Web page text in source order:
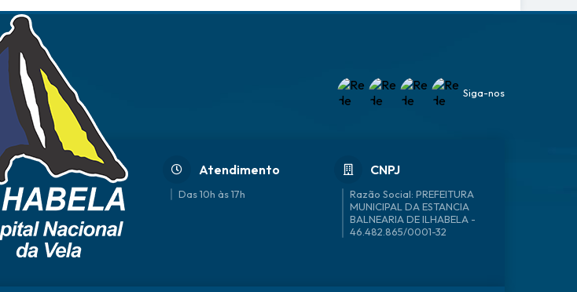
Atendimento
Das 10h às 17h
CNPJ
46.482.865/0001-32
Siga-nos